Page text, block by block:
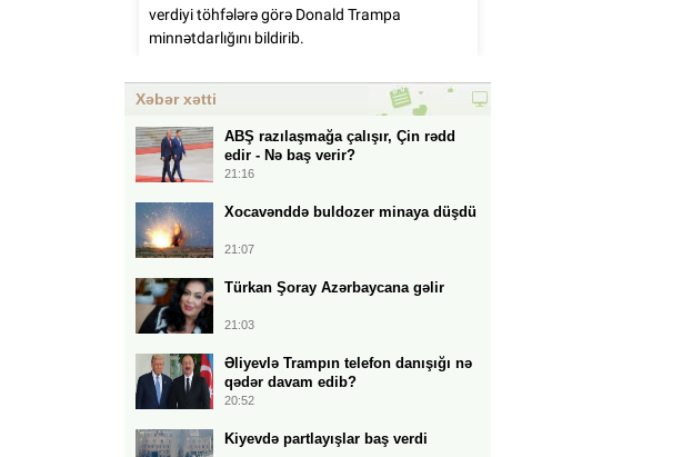
Xəbər xətti
ABŞ razılaşmağa çalışır, Çin rədd
edir - Nə baş verir?
21:16
Xocavənddə buldozer minaya düşdü
21:07
Türkan Şoray Azərbaycana gəlir
21:03
Əliyevlə Trampın telefon danışığı nə
qədər davam edib?
20:52
Kiyevdə partlayışlar baş verdi